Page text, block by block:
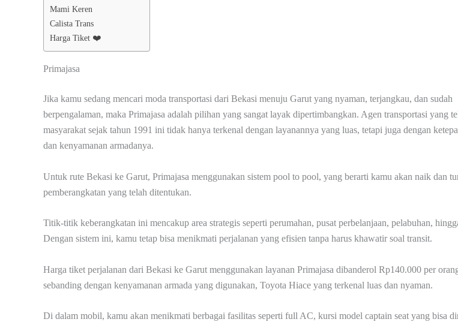
Mami Keren
Calista Trans
Harga Tiket ❤️
Primajasa
Jika kamu sedang mencari moda transportasi dari Bekasi menuju Garut yang nyaman, terjangkau, dan sudah
berpengalaman, maka Primajasa adalah pilihan yang sangat layak dipertimbangkan. Agen transportasi yang
masyarakat sejak tahun 1991 ini tidak hanya terkenal dengan layanannya yang luas, tetapi juga dengan
dan kenyamanan armadanya.
Untuk rute Bekasi ke Garut, Primajasa menggunakan sistem pool to pool, yang berarti kamu akan naik dan
pemberangkatan yang telah ditentukan.
Titik-titik keberangkatan ini mencakup area strategis seperti perumahan, pusat perbelanjaan, pelabuhan,
Dengan sistem ini, kamu tetap bisa menikmati perjalanan yang efisien tanpa harus khawatir soal transit.
Harga tiket perjalanan dari Bekasi ke Garut menggunakan layanan Primajasa dibanderol Rp140.000 per
sebanding dengan kenyamanan armada yang digunakan, Toyota Hiace yang terkenal luas dan nyaman.
Di dalam mobil, kamu akan menikmati berbagai fasilitas seperti full AC, kursi model captain seat yang bisa